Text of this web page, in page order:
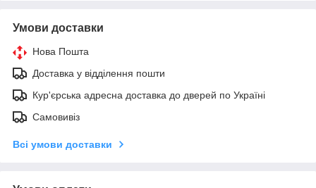
Умови доставки
Нова Пошта
Доставка у відділення пошти
Кур'єрська адресна доставка до дверей по Україні
Самовивіз
Всі умови доставки